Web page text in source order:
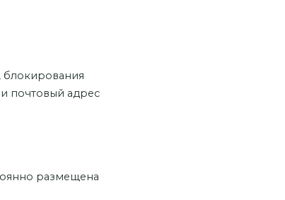
блокирования
почтовый адрес
размещена